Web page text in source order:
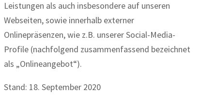
Leistungen als auch insbesondere auf unseren
Webseiten, sowie innerhalb externer
Onlinepräsenzen, wie z.B. unserer Social-Media-
Profile (nachfolgend zusammenfassend bezeichnet
als „Onlineangebot“).
Stand: 18. September 2020